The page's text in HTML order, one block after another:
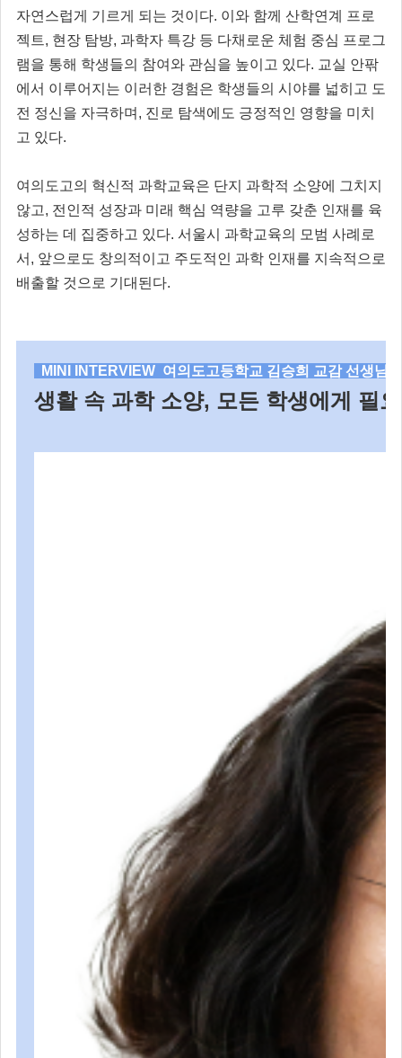
자연스럽게 기르게 되는 것이다. 이와 함께 산학연계 프로
젝트, 현장 탐방, 과학자 특강 등 다채로운 체험 중심 프로그
램을 통해 학생들의 참여와 관심을 높이고 있다. 교실 안팎
에서 이루어지는 이러한 경험은 학생들의 시야를 넓히고 도
전 정신을 자극하며, 진로 탐색에도 긍정적인 영향을 미치
고 있다.
여의도고의 혁신적 과학교육은 단지 과학적 소양에 그치지
않고, 전인적 성장과 미래 핵심 역량을 고루 갖춘 인재를 육
성하는 데 집중하고 있다. 서울시 과학교육의 모범 사례로
서, 앞으로도 창의적이고 주도적인 과학 인재를 지속적으로
배출할 것으로 기대된다.
MINI INTERVIEW 여의도고등학교 김승희 교감 선생님
생활 속 과학 소양, 모든 학생에게 필